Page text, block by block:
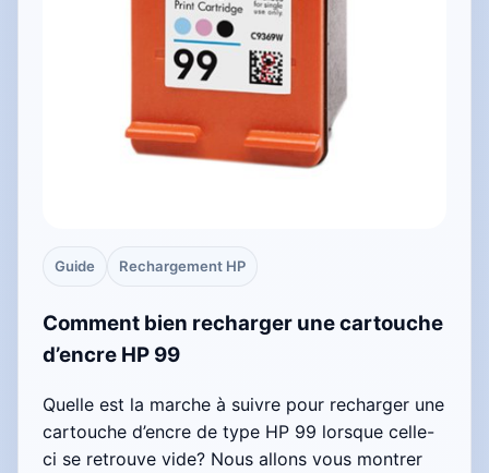
Guide Rechargement HP
Comment bien recharger une cartouche
d’encre HP 99
Quelle est la marche à suivre pour recharger une
cartouche d’encre de type HP 99 lorsque celle-
ci se retrouve vide? Nous allons vous montrer